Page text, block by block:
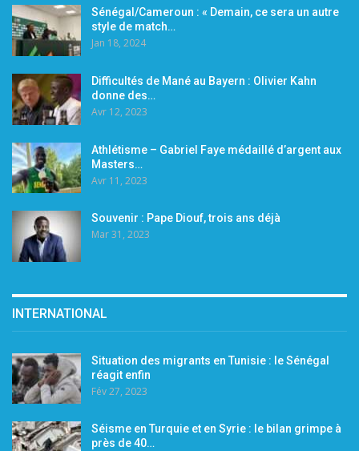
Sénégal/Cameroun : « Demain, ce sera un autre
style de match…
Jan 18, 2024
Difficultés de Mané au Bayern : Olivier Kahn
donne des…
Avr 12, 2023
Athlétisme – Gabriel Faye médaillé d’argent aux
Masters…
Avr 11, 2023
Souvenir : Pape Diouf, trois ans déjà
Mar 31, 2023
INTERNATIONAL
Situation des migrants en Tunisie : le Sénégal
réagit enfin
Fév 27, 2023
Séisme en Turquie et en Syrie : le bilan grimpe à
près de 40…